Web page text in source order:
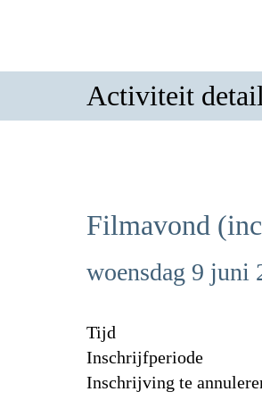
Activiteit
Filmavond
woensdag 9 juni
Tijd
Inschrijfperiode
Inschrijving te